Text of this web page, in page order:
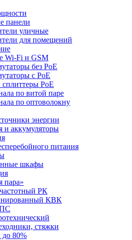
панели
уличные
для помещений
Wi-Fi и GSM
без PoE
с PoE
PoE
по витой паре
по оптоволокну
энергии
и аккумуляторы
питания
шкафы
пара»
РК
КВК
стяжки
80%